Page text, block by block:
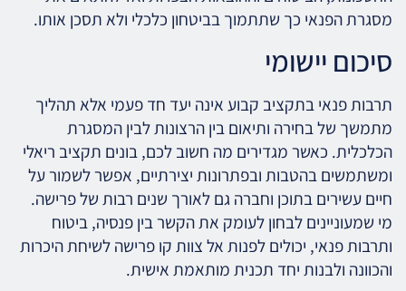
מסגרת הפנאי כך שתתמוך בביטחון כלכלי ולא תסכן אותו.
סיכום יישומי
תרבות פנאי בתקציב קבוע אינה יעד חד פעמי אלא תהליך
מתמשך של בחירה ותיאום בין הרצונות לבין המסגרת
הכלכלית. כאשר מגדירים מה חשוב לכם, בונים תקציב ריאלי
ומשתמשים בהטבות ובפתרונות יצירתיים, אפשר לשמור על
חיים עשירים בתוכן וחברה גם לאורך שנים רבות של פרישה.
מי שמעוניינים לבחון לעומק את הקשר בין פנסיה, ביטוח
ותרבות פנאי, יכולים לפנות אל צוות קו פרישה לשיחת היכרות
והכוונה ולבנות יחד תכנית מותאמת אישית.